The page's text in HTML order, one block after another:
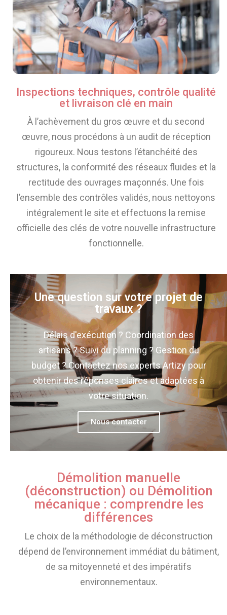
Inspections techniques, contrôle qualité
et livraison clé en main
À l’achèvement du gros œuvre et du second
œuvre, nous procédons à un audit de réception
rigoureux. Nous testons l’étanchéité des
structures, la conformité des réseaux fluides et la
rectitude des ouvrages maçonnés. Une fois
l’ensemble des contrôles validés, nous nettoyons
intégralement le site et effectuons la remise
officielle des clés de votre nouvelle infrastructure
fonctionnelle.
Une question sur votre projet de
travaux ?
Délais d'exécution ? Coordination des
artisans ? Suivi du planning ? Gestion du
budget ? Contactez nos experts Artizy pour
obtenir des réponses claires et adaptées à
votre situation.
Nous contacter
Démolition manuelle
(déconstruction) ou Démolition
mécanique : comprendre les
différences
Le choix de la méthodologie de déconstruction
dépend de l’environnement immédiat du bâtiment,
de sa mitoyenneté et des impératifs
environnementaux.